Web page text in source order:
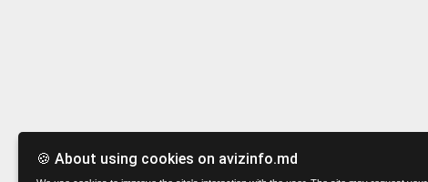
🍪 About using cookies on avizinfo.md